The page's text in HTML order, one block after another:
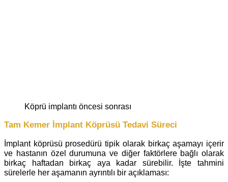
köprü implantı öncesi sonrası
Tam Kemer İmplant Köprüsü Tedavi Süreci
İmplant köprüsü prosedürü tipik olarak birkaç aşamayı içerir
ve hastanın özel durumuna ve diğer faktörlere bağlı olarak
birkaç haftadan birkaç aya kadar sürebilir. İşte tahmini
sürelerle her aşamanın ayrıntılı bir açıklaması: